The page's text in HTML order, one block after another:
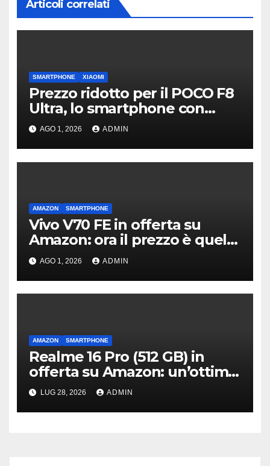
Articoli correlati
SMARTPHONE XIAOMI
Prezzo ridotto per il POCO F8
Ultra, lo smartphone con
subwoofer Bose sul retro
AGO 1, 2026 ADMIN
AMAZON SMARTPHONE
Vivo V70 FE in offerta su
Amazon: ora il prezzo è quello
giusto?
AGO 1, 2026 ADMIN
AMAZON SMARTPHONE
Realme 16 Pro (512 GB) in
offerta su Amazon: un’ottima
scelta per un mid-range di
qualità
LUG 28, 2026 ADMIN